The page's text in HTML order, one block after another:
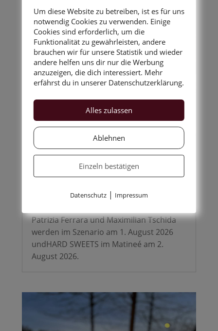
Ilse-Vivienne|Mai 7, 2026|kurz & bündig
Patrizia Ferrara und Maximilian Tschida
werden im Szenario am 1. August 2026
undHARD SWEETS im Matineé am 2.
August 2026.
Um diese Website zu betreiben, ist es für uns
notwendig Cookies zu verwenden. Einige
Cookies sind erforderlich, um die
Funktionalität zu gewährleisten, andere
brauchen wir für unsere Statistik und wieder
andere helfen uns dir nur die Werbung
anzuzeigen, die dich interessiert. Mehr
erfährst du in unserer Datenschutzerklärung.
Alles zulassen
Ablehnen
Einzeln bestätigen
Datenschutz| Impressum